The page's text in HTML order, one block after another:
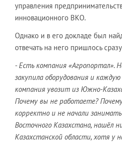
управления
инновационного ВКО.
Однако и в его докладе был
отвечать на него пришлось
- Есть компания «Агропортал».
закупила оборудования и
компания увозит из Южно-
Почему вы не работаете?
корректно и не начали
Восточного Казахстана, нашёл
Казахстанской области, хотя у